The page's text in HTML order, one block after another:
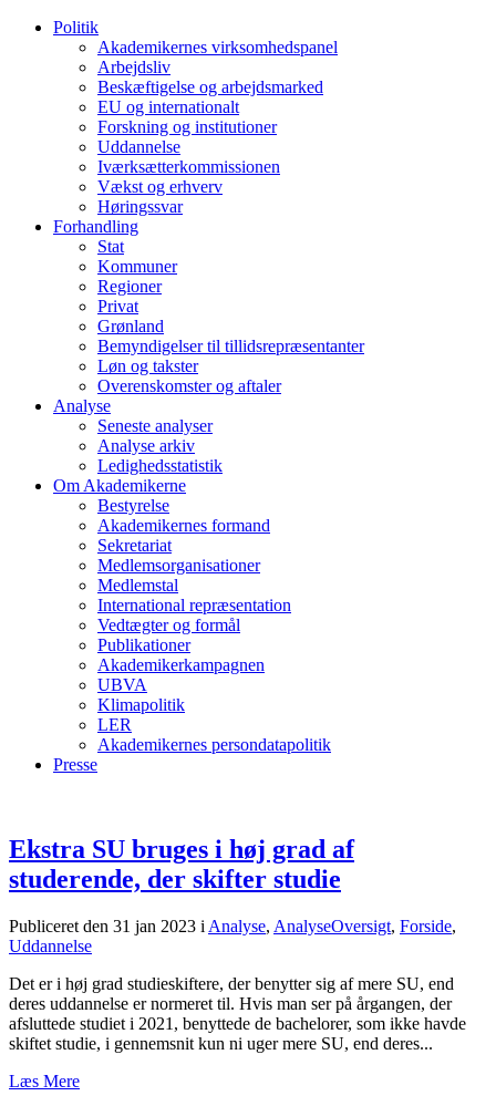
Politik
Akademikernes virksomhedspanel
Arbejdsliv
Beskæftigelse og arbejdsmarked
EU og internationalt
Forskning og institutioner
Uddannelse
Iværksætterkommissionen
Vækst og erhverv
Høringssvar
Forhandling
Stat
Kommuner
Regioner
Privat
Grønland
Bemyndigelser til tillidsrepræsentanter
Løn og takster
Overenskomster og aftaler
Analyse
Seneste analyser
Analyse arkiv
Ledighedsstatistik
Om Akademikerne
Bestyrelse
Akademikernes formand
Sekretariat
Medlemsorganisationer
Medlemstal
International repræsentation
Vedtægter og formål
Publikationer
Akademikerkampagnen
UBVA
Klimapolitik
LER
Akademikernes persondatapolitik
Presse
Ekstra SU bruges i høj grad af
studerende, der skifter studie
Publiceret den 31 jan 2023 i Analyse, AnalyseOversigt, Forside,
Uddannelse
Det er i høj grad studieskiftere, der benytter sig af mere SU, end
deres uddannelse er normeret til. Hvis man ser på årgangen, der
afsluttede studiet i 2021, benyttede de bachelorer, som ikke havde
skiftet studie, i gennemsnit kun ni uger mere SU, end deres...
Læs Mere